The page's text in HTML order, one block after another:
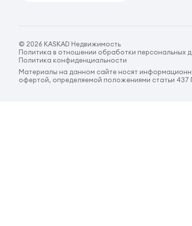
© 2026 KASKAD Недвижимость
Политика в отношении обработки персональных
Политика конфиденциальности
Материалы на данном сайте носят
офертой, определяемой положениями статьи 437